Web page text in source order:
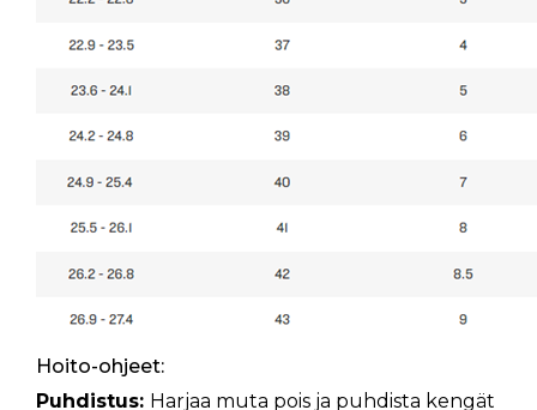
Hoito-ohjeet:
Puhdistus: Harjaa muta pois ja puhdista kengät